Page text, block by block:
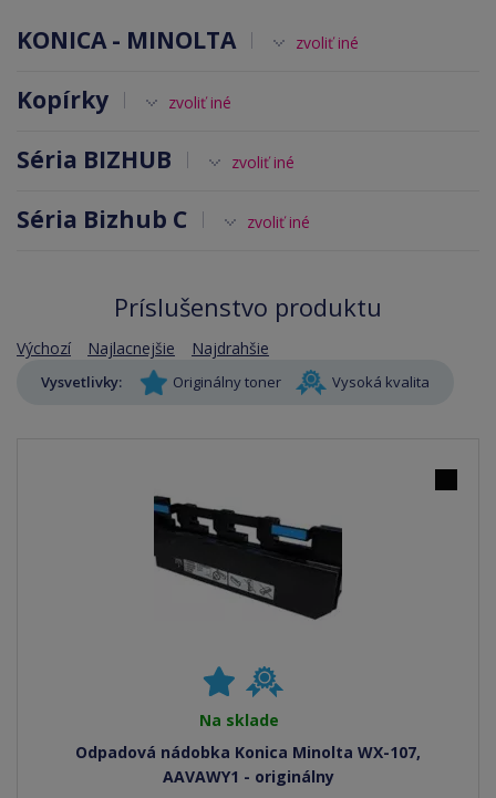
KONICA - MINOLTA zvoliť iné
Kopírky zvoliť iné
Séria BIZHUB zvoliť iné
Séria Bizhub C zvoliť iné
Príslušenstvo produktu
Výchozí Najlacnejšie Najdrahšie
Vysvetlivky: Originálny toner Vysoká kvalita
Na sklade
Odpadová nádobka Konica Minolta WX-107,
AAVAWY1 - originálny